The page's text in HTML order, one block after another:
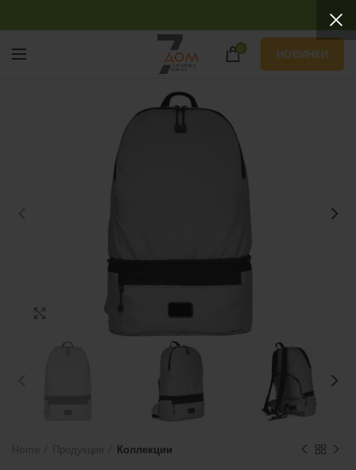
0 НОВИНКИ
Нажмите, чтобы увеличить
Коллекции